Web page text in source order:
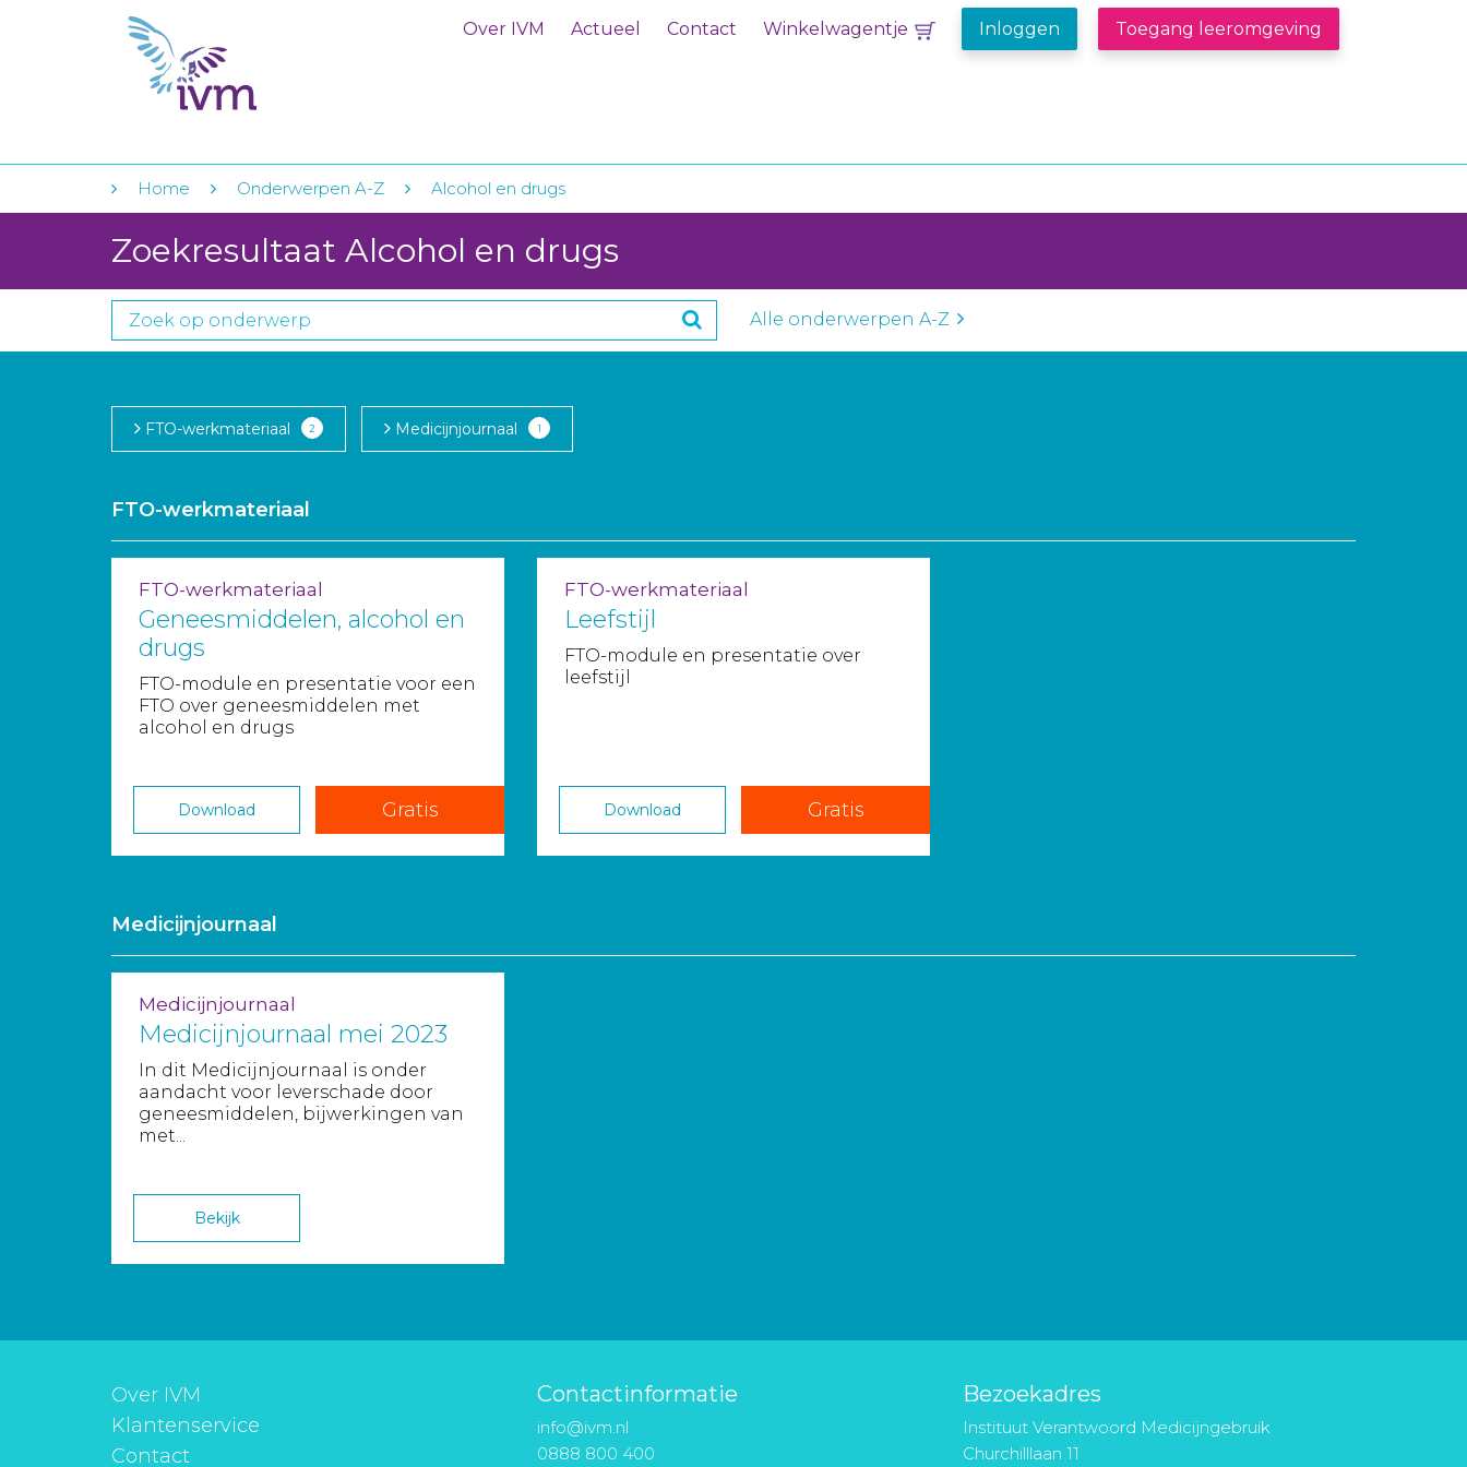
Over IVM Actueel Contact Winkelwagentje Inloggen Toegang leeromgeving
Home Onderwerpen A-Z Alcohol en drugs
Zoekresultaat Alcohol en drugs
Alle onderwerpen A-Z
FTO-werkmateriaal 2 Medicijnjournaal 1
FTO-werkmateriaal
FTO-werkmateriaal
Geneesmiddelen, alcohol en
drugs
FTO-module en presentatie voor een
FTO over geneesmiddelen met
alcohol en drugs
Download Gratis
FTO-werkmateriaal
Leefstijl
FTO-module en presentatie over
leefstijl
Download Gratis
Medicijnjournaal
Medicijnjournaal
Medicijnjournaal mei 2023
In dit Medicijnjournaal is onder
aandacht voor leverschade door
geneesmiddelen, bijwerkingen van
met...
Bekijk
Over IVM
Klantenservice
Contact
Contactinformatie
info@ivm.nl
0888 800 400
Bezoekadres
Instituut Verantwoord Medicijngebruik
Churchilllaan 11